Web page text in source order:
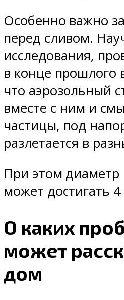
Особенно важно
перед сливом.
исследования,
в конце прошлого
что аэрозольный
вместе с ним и
частицы, под
разлетается в
При этом диаметр
может достигать
О каких
может
дом